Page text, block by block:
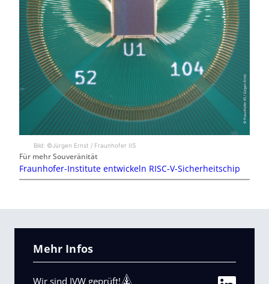
Bild: ©Jürgen Ernst / Fraunhofer IIS
Für mehr Souveränität
Fraunhofer-Institute entwickeln RISC-V-Sicherheitschip
Mehr Infos
Wir sind IVW geprüft!